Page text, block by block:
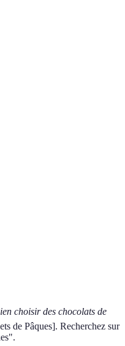
choisir des chocolats de
de Pâques]. Recherchez sur